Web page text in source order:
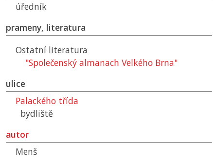
úředník
prameny, literatura
Ostatní literatura
"Společenský almanach Velkého Brna"
ulice
Palackého třída
bydliště
autor
Menš